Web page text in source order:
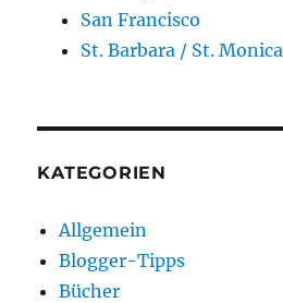
San Francisco
St. Barbara / St. Monica
KATEGORIEN
Allgemein
Blogger-Tipps
Bücher